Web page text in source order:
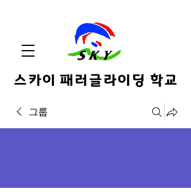
스카이 패러글라이딩 학교
그룹